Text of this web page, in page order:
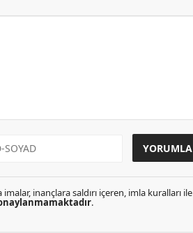
inançlara saldırı içeren, imla kuralları ile
.